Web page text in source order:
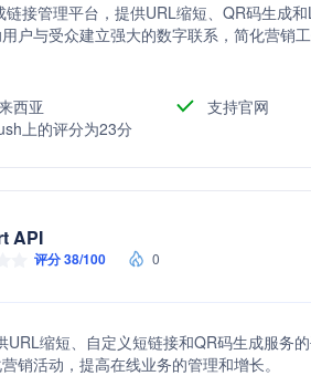
接管理平台，提供URL缩短、QR码生成
户与受众建立强大的数字联系，简化营销工
西亚
支持官网
上的评分为23分
API
评分 38/100 0
URL缩短、自定义短链接和QR码生成服务
销活动，提高在线业务的管理和增长。